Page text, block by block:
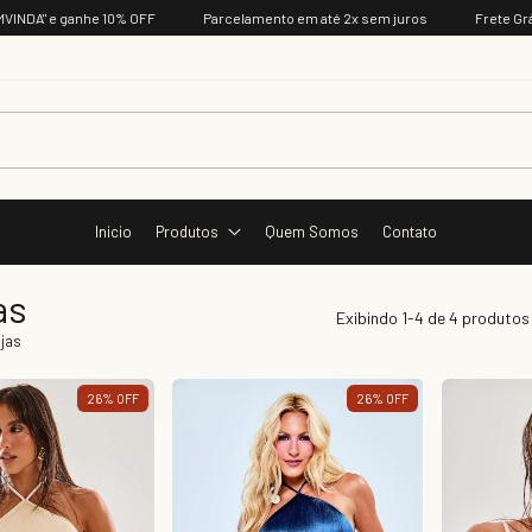
e ganhe 10% OFF Parcelamento em até 2x sem juros Frete
Inicio Produtos Quem Somos Contato
Exibindo 1-4 de 4 produtos
26% OFF 26% OFF